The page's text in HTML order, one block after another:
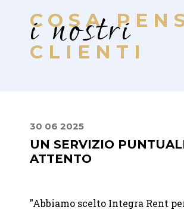
COSA
i nostri
CLIENTI
30 06 2025
UN SERVIZIO
ATTENTO
"Abbiamo scelto Integra Rent